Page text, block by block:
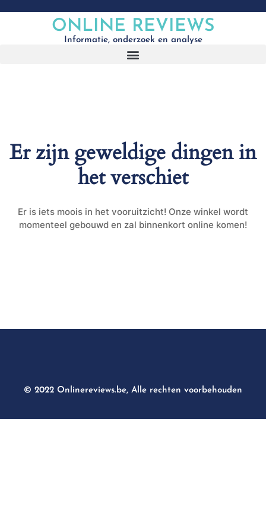
ONLINE REVIEWS
Informatie, onderzoek en analyse
Er zijn geweldige dingen in
het verschiet
Er is iets moois in het vooruitzicht! Onze winkel wordt
momenteel gebouwd en zal binnenkort online komen!
© 2022 Onlinereviews.be, Alle rechten voorbehouden